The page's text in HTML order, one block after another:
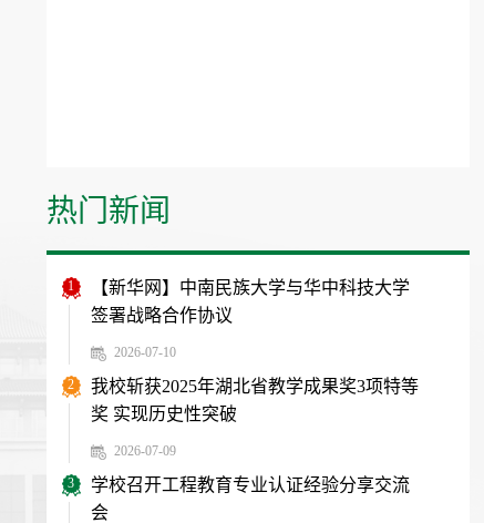
热门新闻
1
【新华网】中南民族大学与华中科技大学
签署战略合作协议
2026-07-10
2
我校斩获2025年湖北省教学成果奖3项特等
奖 实现历史性突破
2026-07-09
3
学校召开工程教育专业认证经验分享交流
会